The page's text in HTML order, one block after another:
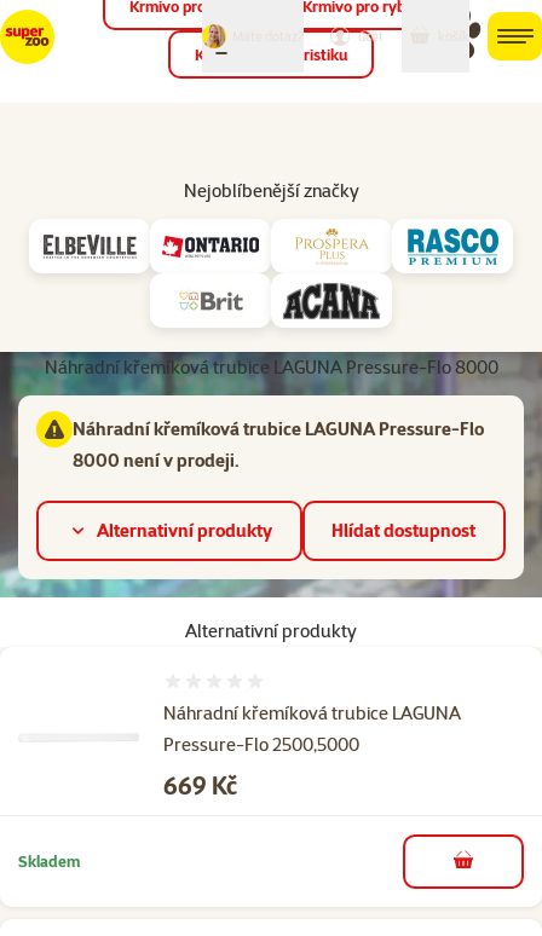
můj
účet
Krmivo pro ptáky Krmivo pro ryby
Krmivo pro teraristiku
Nejoblíbenější značky
Náhradní křemíková trubice LAGUNA Pressure-Flo 8000
Náhradní křemíková trubice LAGUNA Pressure-Flo
8000 není v prodeji.
Alternativní produkty Hlídat dostupnost
Další fotky
Alternativní produkty
Náhradní křemíková trubice LAGUNA
Pressure-Flo 2500,5000
Cena
669 Kč
Skladem do košíku